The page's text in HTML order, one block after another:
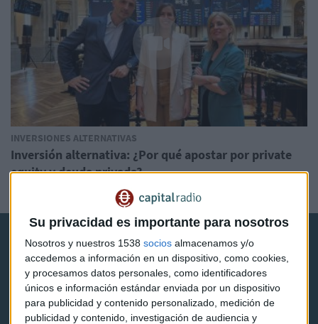
Su privacidad es importante para nosotros
Nosotros y nuestros 1538 socios almacenamos y/o
accedemos a información en un dispositivo, como cookies,
y procesamos datos personales, como identificadores
únicos e información estándar enviada por un dispositivo
para publicidad y contenido personalizado, medición de
publicidad y contenido, investigación de audiencia y
INVERSIONES ALTERNATIVAS
Inversión alternativa: ¿Por qué apostar por private
equity y deuda privada?
Capital Radio